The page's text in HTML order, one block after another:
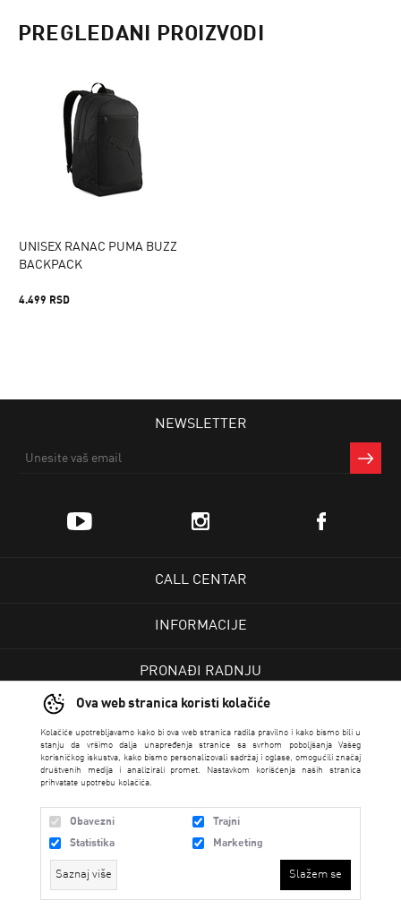
Ova web stranica koristi kolačiće
Kolačiće upotrebljavamo kako bi ova web stranica radila pravilno i kako bismo bili u
stanju da vršimo dalja unapređenja stranice sa svrhom poboljšanja Vašeg
korisničkog iskustva, kako bismo personalizovali sadržaj i oglase, omogućili značaj
društvenih medija i analizirali promet. Nastavkom korišćenja naših stranica
prihvatate upotrebu kolačića.
Obavezni
Trajni
Statistika
Marketing
Saznaj više Slažem se
PREGLEDANI PROIZVODI
UNISEX RANAC PUMA BUZZ
BACKPACK
4.499 RSD
NEWSLETTER
CALL CENTAR
INFORMACIJE
PRONAĐI RADNJU
USLOVI PRODAJE
N SPORT 2026 created by Enetel Solutions